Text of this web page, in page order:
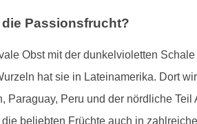
Passionsfrucht?
Obst mit der dunkelvioletten
hat sie in Lateinamerika. Dort
Paraguay, Peru und der nördliche
beliebten Früchte auch in